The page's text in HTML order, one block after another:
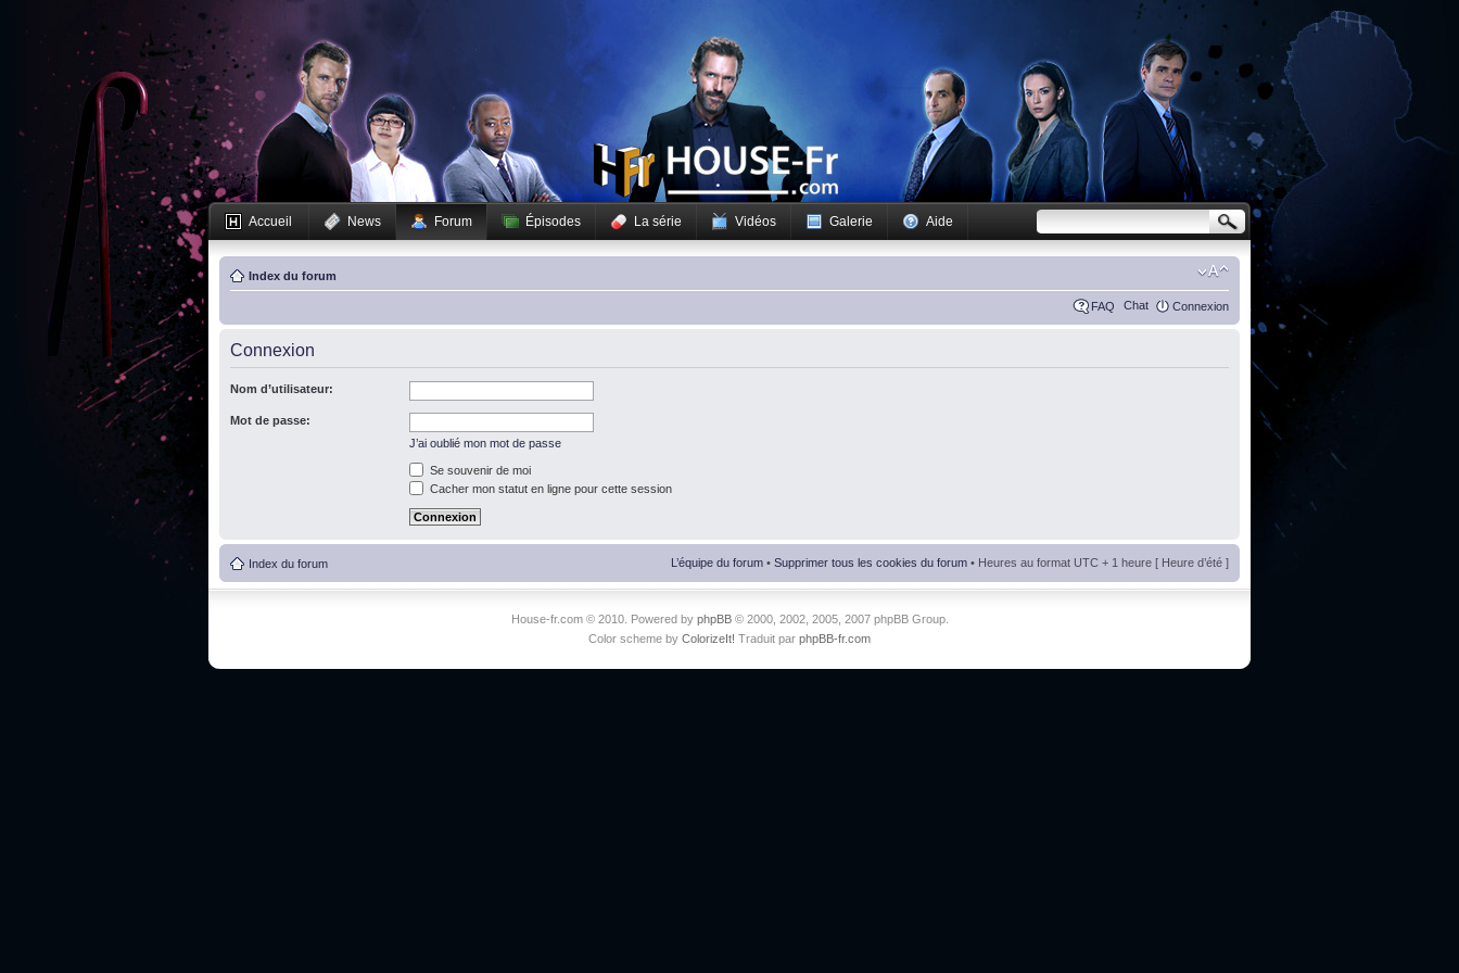
Accueil News Forum Épisodes La série Vidéos Galerie Aide
Index du forum
FAQ Chat Connexion
Connexion
Nom d’utilisateur:
Mot de passe:
J’ai oublié mon mot de passe
Se souvenir de moi
Cacher mon statut en ligne pour cette session
Index du forum L’équipe du forum • Supprimer tous les cookies du forum • Heures au format UTC + 1 heure [ Heure d’été ]
House-fr.com © 2010. Powered by phpBB© 2000, 2002, 2005, 2007 phpBB Group.
Color scheme by ColorizeIt! Traduit par phpBB-fr.com